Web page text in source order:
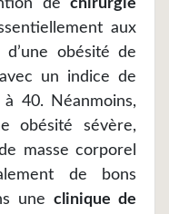
dechirurgie
aux
obésité de
un indice de
40. Néanmoins,
obésité sévère,
masse corporel
de bons
uneclinique de